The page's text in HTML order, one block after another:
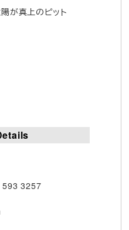
が真上のピット
3257